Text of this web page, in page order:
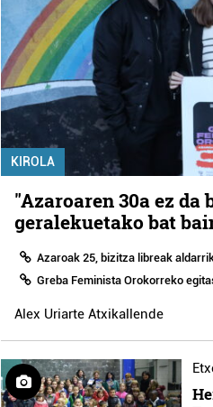
KIROLA
"Azaroaren 30a ez da
geralekuetako bat
Azaroak 25, bizitza libreak
Greba Feminista Orokorreko
Alex Uriarte Atxikallende